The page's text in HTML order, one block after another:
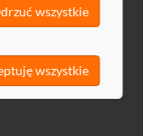
wszystkie
wszystkie